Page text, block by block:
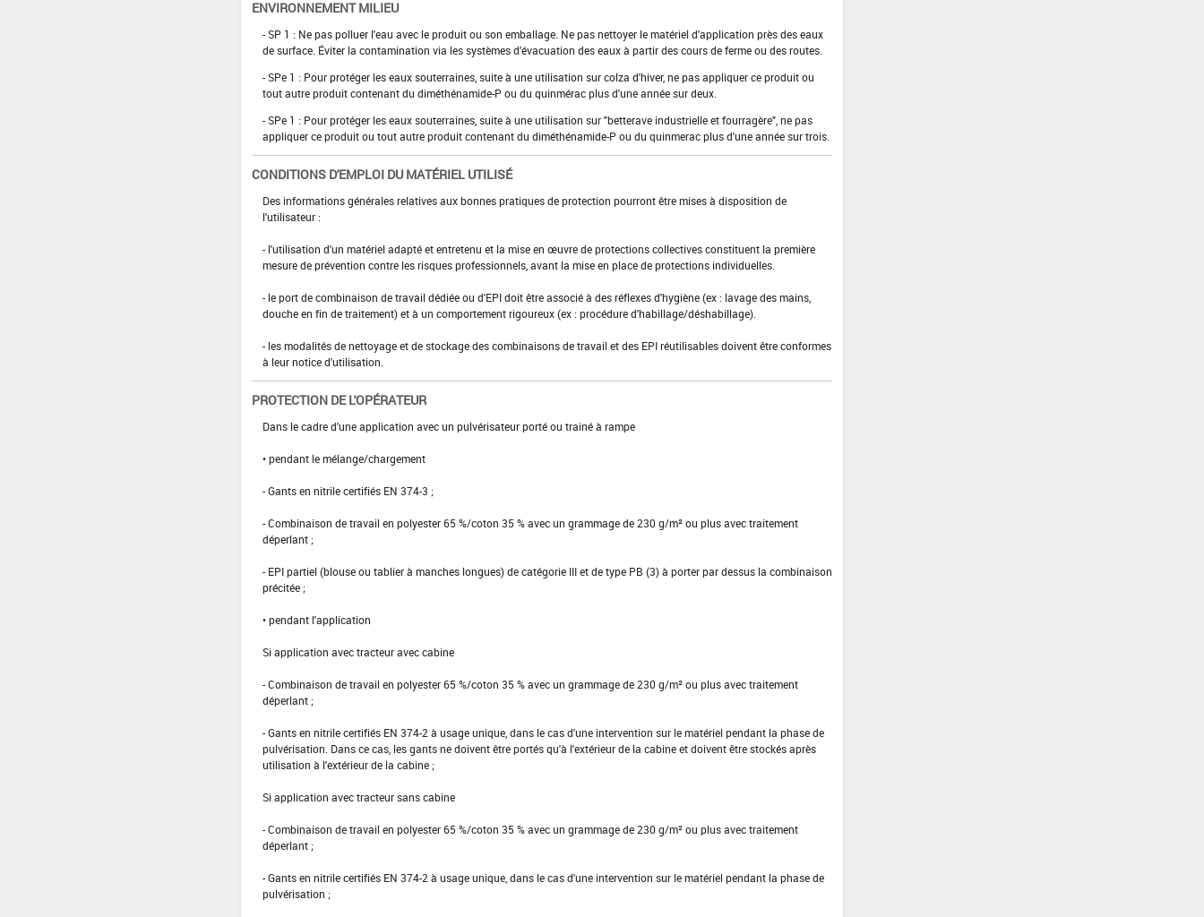
ENVIRONNEMENT MILIEU
- SP 1 : Ne pas polluer l'eau avec le produit ou son emballage. Ne pas nettoyer le matériel d'application près des eaux
de surface. Éviter la contamination via les systèmes d'évacuation des eaux à partir des cours de ferme ou des routes.
- SPe 1 : Pour protéger les eaux souterraines, suite à une utilisation sur colza d'hiver, ne pas appliquer ce produit ou
tout autre produit contenant du diméthénamide-P ou du quinmérac plus d'une année sur deux.
- SPe 1 : Pour protéger les eaux souterraines, suite à une utilisation sur "betterave industrielle et fourragère", ne pas
appliquer ce produit ou tout autre produit contenant du diméthénamide-P ou du quinmerac plus d'une année sur trois.
CONDITIONS D'EMPLOI DU MATÉRIEL UTILISÉ
Des informations générales relatives aux bonnes pratiques de protection pourront être mises à disposition de
l'utilisateur :
- l'utilisation d'un matériel adapté et entretenu et la mise en œuvre de protections collectives constituent la première
mesure de prévention contre les risques professionnels, avant la mise en place de protections individuelles.
- le port de combinaison de travail dédiée ou d'EPI doit être associé à des réflexes d'hygiène (ex : lavage des mains,
douche en fin de traitement) et à un comportement rigoureux (ex : procédure d'habillage/déshabillage).
- les modalités de nettoyage et de stockage des combinaisons de travail et des EPI réutilisables doivent être conformes
à leur notice d'utilisation.
PROTECTION DE L'OPÉRATEUR
Dans le cadre d'une application avec un pulvérisateur porté ou trainé à rampe
• pendant le mélange/chargement
- Gants en nitrile certifiés EN 374-3 ;
- Combinaison de travail en polyester 65 %/coton 35 % avec un grammage de 230 g/m² ou plus avec traitement
déperlant ;
- EPI partiel (blouse ou tablier à manches longues) de catégorie III et de type PB (3) à porter par dessus la combinaison
précitée ;
• pendant l'application
Si application avec tracteur avec cabine
- Combinaison de travail en polyester 65 %/coton 35 % avec un grammage de 230 g/m² ou plus avec traitement
déperlant ;
- Gants en nitrile certifiés EN 374-2 à usage unique, dans le cas d'une intervention sur le matériel pendant la phase de
pulvérisation. Dans ce cas, les gants ne doivent être portés qu'à l'extérieur de la cabine et doivent être stockés après
utilisation à l'extérieur de la cabine ;
Si application avec tracteur sans cabine
- Combinaison de travail en polyester 65 %/coton 35 % avec un grammage de 230 g/m² ou plus avec traitement
déperlant ;
- Gants en nitrile certifiés EN 374-2 à usage unique, dans le cas d'une intervention sur le matériel pendant la phase de
pulvérisation ;